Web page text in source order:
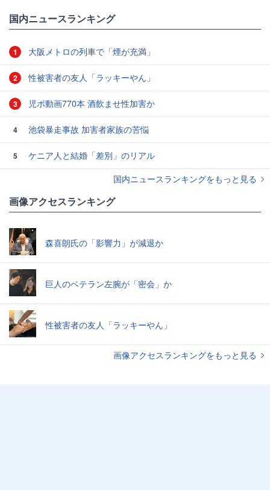
国内ニュースランキング
1 大阪メトロの列車で「煙が充満」
2 性被害者の友人「ラッキーやん」
3 児ポ動画770本 酒飲ませ性加害か
4 池袋暴走事故 加害者家族の苦悩
5
ケニア人と結婚「差別」のリアル
国内ニュースランキングをもっと見る
画像アクセスランキング
森喜朗氏の「影響力」が減退か
巨人のベテラン左腕が「密会」か
性被害者の友人「ラッキーやん」
画像アクセスランキングをもっと見る